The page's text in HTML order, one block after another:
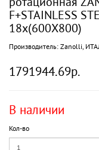
F+STAINLESS
18х(600X800)
Производитель: Zanolli,
1791944.69р.
В наличии
Кол-во